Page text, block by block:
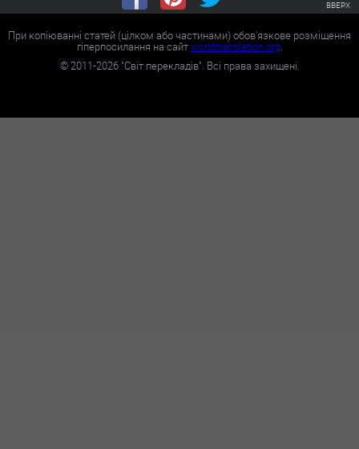
ВВЕРХ
При копіюванні статей (цілком або частинами) обов'язкове розміщення
гіперпосилання на сайтworldtranslation.org.
©2011-2026"Світ перекладів". Всі права захищені.